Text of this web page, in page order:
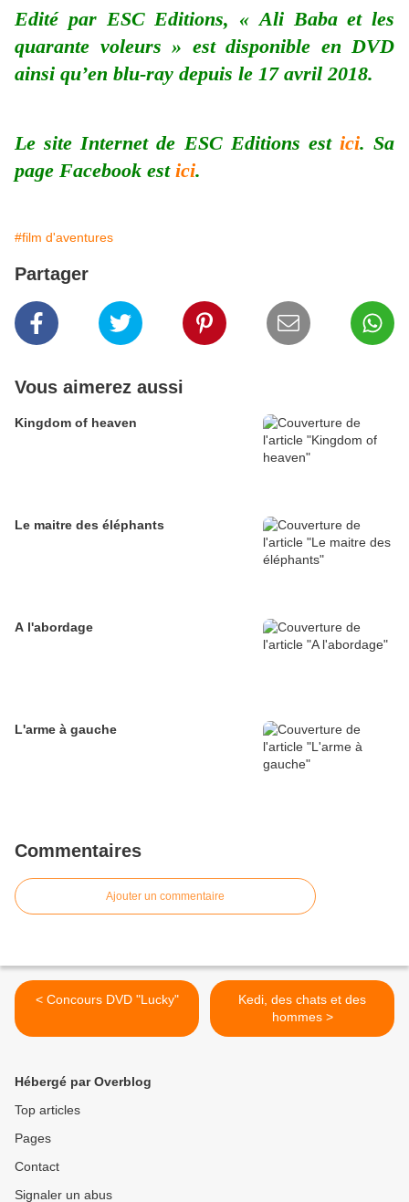
Edité par ESC Editions, « Ali Baba et les
quarante voleurs » est disponible en DVD
ainsi qu’en blu-ray depuis le 17 avril 2018.
Le site Internet de ESC Editions est ici. Sa
page Facebook est ici.
#film d'aventures
Partager
Vous aimerez aussi
Kingdom of heaven
Le maitre des éléphants
A l'abordage
L'arme à gauche
Commentaires
Ajouter un commentaire
< Concours DVD "Lucky"
Kedi, des chats et des
hommes >
Hébergé par Overblog
Top articles
Pages
Contact
Signaler un abus